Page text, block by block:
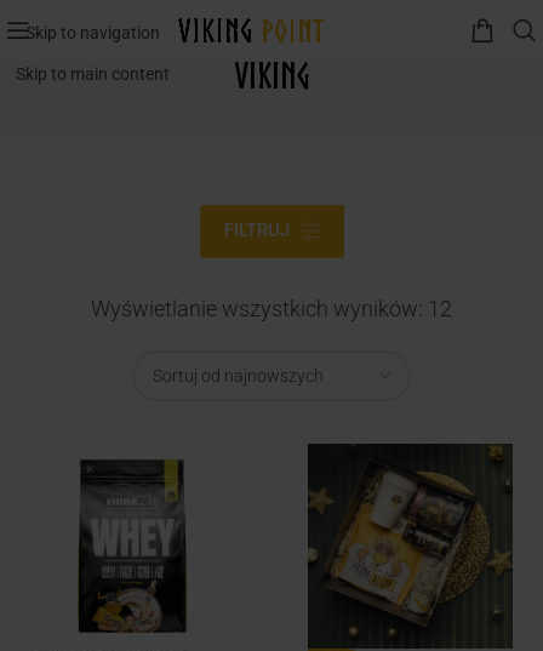
Skip to navigation
Skip to main content Viking
FILTRUJ
Wyświetlanie wszystkich wyników: 12